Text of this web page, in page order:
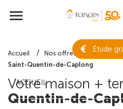
Étude
ACCUEIL
Accueil Nos offres de maison +
Saint-Quentin-de-Caplong
Votre maison +
Quentin-de-